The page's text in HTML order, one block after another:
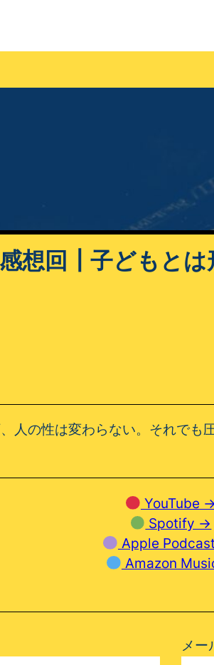
想回┃子どもと
人の性は変わらない。それでも
YouTube →
Spotify →
Apple
Amazon
メー